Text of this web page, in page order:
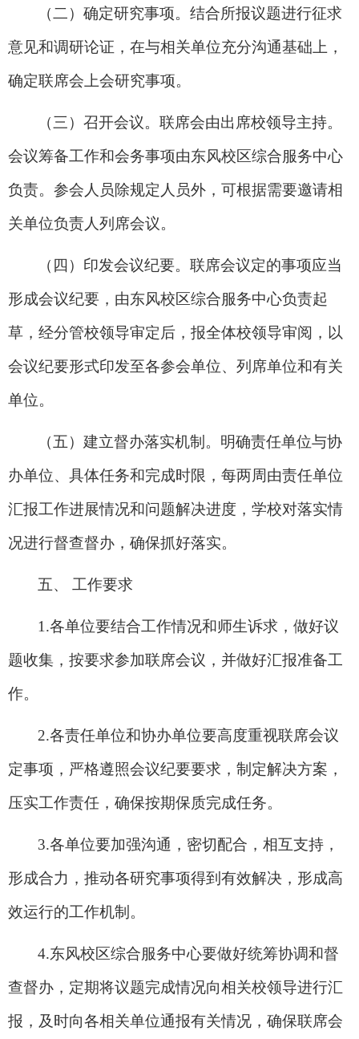
（二）确定研究事项。结合所报议题进行征求
意见和调研论证，在与相关单位充分沟通基础上，
确定联席会上会研究事项。
（三）召开会议。联席会由出席校领导主持。
会议筹备工作和会务事项由东风校区综合服务中心
负责。参会人员除规定人员外，可根据需要邀请相
关单位负责人列席会议。
（四）印发会议纪要。联席会议定的事项应当
形成会议纪要，由东风校区综合服务中心负责起
草，经分管校领导审定后，报全体校领导审阅，以
会议纪要形式印发至各参会单位、列席单位和有关
单位。
（五）建立督办落实机制。明确责任单位与协
办单位、具体任务和完成时限，每两周由责任单位
汇报工作进展情况和问题解决进度，学校对落实情
况进行督查督办，确保抓好落实。
五、 工作要求
1.各单位要结合工作情况和师生诉求， 做好议
题收集 ，按要求参加联席会议，并做好汇报准备工
作。
2.各责任单位和协办单位要高度重视联席会议
定事项，严格遵照会议纪要要求，制定解决方案，
压实工作责任，确保按期保质完成任务。
3.各单位要加强沟通，密切配合，相互支持，
形成合力，推动各研究事项得到有效解决，形成高
效运行的工作机制。
4.东风校区综合服务中心要做好统筹协调和督
查督办，定期将议题完成情况向相关校领导进行汇
报，及时向各相关单位通报有关情况，确保联席会